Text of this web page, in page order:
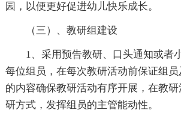
园，以便更好促进幼儿快乐成长。
（三）、教研组建设
1、采用预告教研、口头通知或者
每位组员，在每次教研活动前保证组
的内容确保教研活动有序开展，在教
研方式，发挥组员的主管能动性。